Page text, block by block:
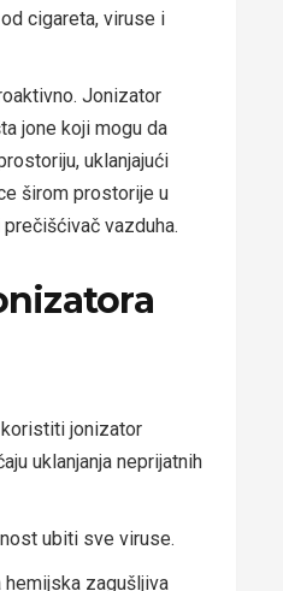
cigareta, viruse i
Jonizator
jone koji mogu da
uklanjajući
širom prostorije u
vazduha.
jonizator
uklanjanja neprijatnih
ubiti sve viruse.
hemijska zagušljiva